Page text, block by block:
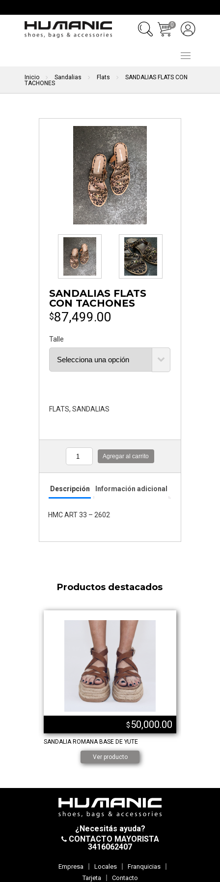
0
Inicio Sandalias Flats
SANDALIAS FLATS CON
TACHONES
SANDALIAS FLATS
CON TACHONES
$87,499.00
Talle
FLATS,SANDALIAS
Cantidad Agregar al carrito
Descripción Información adicional
HMC ART 33 – 2602
Productos destacados
$ 50,000.00
SANDALIA ROMANA BASE DE YUTE
Ver producto
¿Necesitás ayuda?
CONTACTO MAYORISTA
3416062407
Empresa Locales
Franquicias
Tarjeta
Contacto